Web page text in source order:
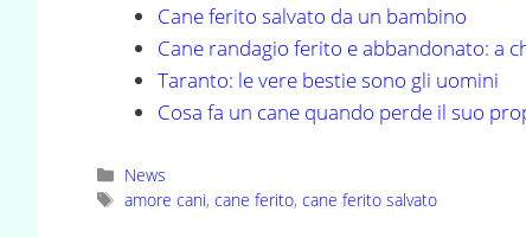
Cane ferito salvato da un bambino
Cane randagio ferito e abbandonato: a
Taranto: le vere bestie sono gli uomini
Cosa fa un cane quando perde il suo
Categorie
News
Tag
amore cani,cane ferito,cane ferito salvato